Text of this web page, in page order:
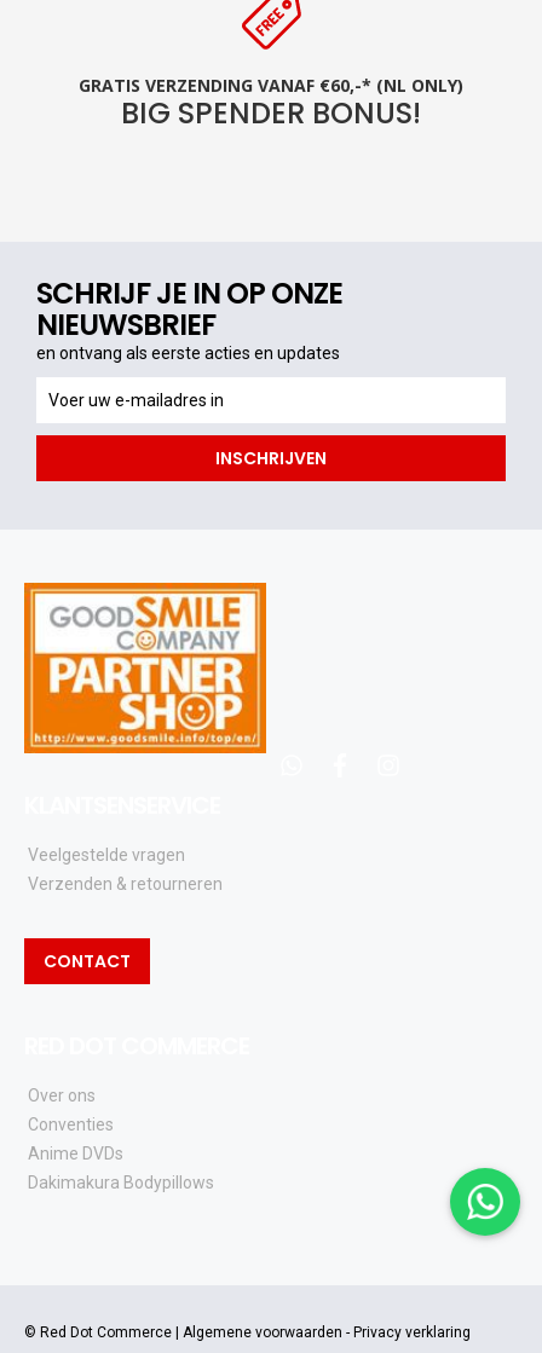
GRATIS VERZENDING VANAF €60,-* (NL ONLY)
BIG SPENDER BONUS!
SCHRIJF JE IN OP ONZE
NIEUWSBRIEF
en ontvang als eerste acties en updates
ontvang
als
acties
INSCHRIJVEN
Veelgestelde vragen
Verzenden & retourneren
CONTACT
Over ons
Conventies
Anime DVDs
Dakimakura Bodypillows
© Red Dot Commerce | Algemene voorwaarden - Privacy verklaring